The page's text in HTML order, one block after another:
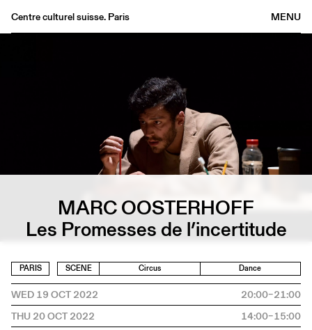
MENU
Centre culturel suisse. Paris
About
MARC OOSTERHOFF
Les Promesses de l’incertitude
PARIS SCENE Circus Dance
WED 19 OCT 2022
20:00–21:00
THU 20 OCT 2022
14:00–15:00